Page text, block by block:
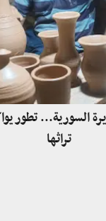
السورية... تطور
تراثها